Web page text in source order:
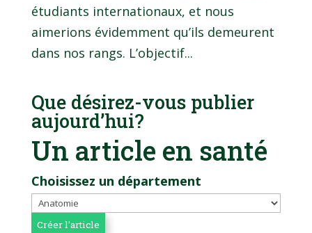
étudiants internationaux, et nous
aimerions évidemment qu’ils demeurent
dans nos rangs. L’objectif...
Que désirez-vous publier
aujourd’hui?
Un article en santé
Choisissez un département